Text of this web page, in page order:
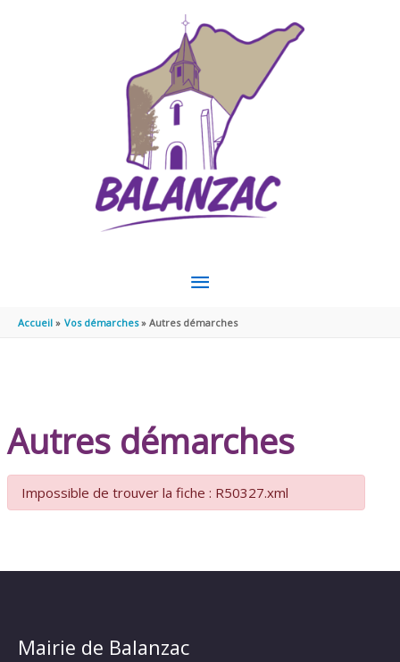
MENU
PRINCIPAL
Accueil Vos démarches Autres démarches
Autres démarches
Impossible de trouver la fiche : R50327.xml
Mairie de Balanzac